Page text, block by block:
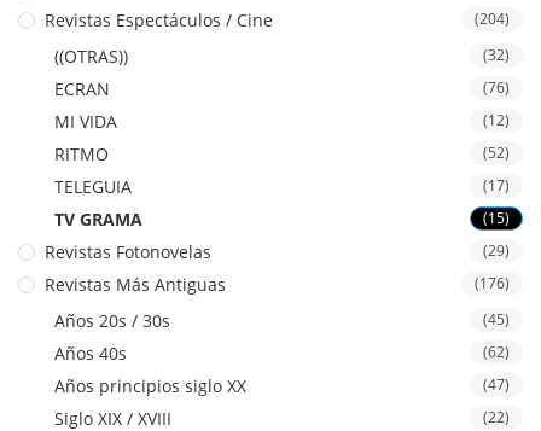
Revistas Espectáculos / Cine (204)
((OTRAS)) (32)
ECRAN (76)
MI VIDA (12)
RITMO (52)
TELEGUIA (17)
TV GRAMA (15)
Revistas Fotonovelas (29)
Revistas Más Antiguas (176)
Años 20s / 30s (45)
Años 40s (62)
Años principios siglo XX (47)
Siglo XIX / XVIII (22)